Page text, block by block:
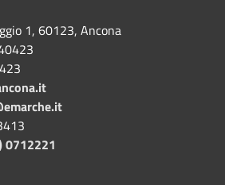
1, 60123, Ancona
0712221